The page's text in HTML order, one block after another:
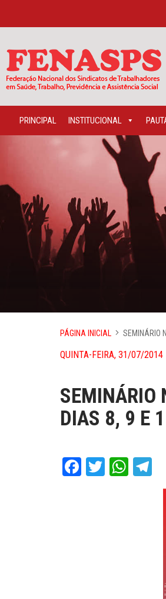
PRINCIPAL INSTITUCIONAL
PÁGINA INICIAL SEMINÁRIO
QUINTA-FEIRA, 31/07/2014
SEMINÁRIO
DIAS 8, 9 E
Facebook
Twitter